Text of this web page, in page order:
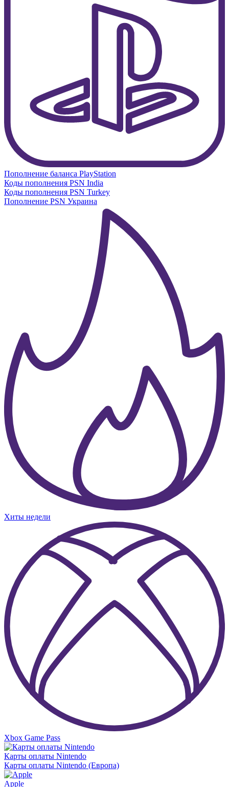
Пополнение баланса PlayStation
Коды пополнения PSN India
Коды пополнения PSN Turkey
Пополнение PSN Украина
Хиты недели
Xbox Game Pass
Карты оплаты Nintendo
Карты оплаты Nintendo (Европа)
Apple